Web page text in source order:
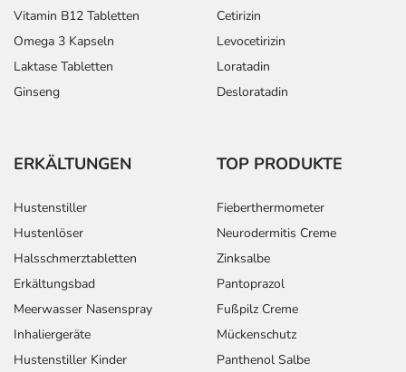
Vitamin B12 Tabletten
Omega 3 Kapseln
Laktase Tabletten
Ginseng
Cetirizin
Levocetirizin
Loratadin
Desloratadin
ERKÄLTUNGEN
Hustenstiller
Hustenlöser
Halsschmerztabletten
Erkältungsbad
Meerwasser Nasenspray
Inhaliergeräte
Hustenstiller Kinder
TOP PRODUKTE
Fieberthermometer
Neurodermitis Creme
Zinksalbe
Pantoprazol
Fußpilz Creme
Mückenschutz
Panthenol Salbe